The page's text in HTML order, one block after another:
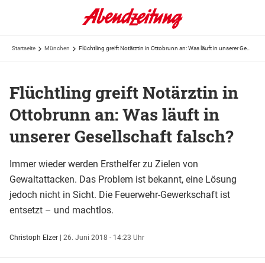
Startseite München
Flüchtling greift Notärztin in
Ottobrunn an: Was läuft in
unserer Gesellschaft falsch?
Immer wieder werden Ersthelfer zu Zielen von
Gewaltattacken. Das Problem ist bekannt, eine Lösung
jedoch nicht in Sicht. Die Feuerwehr-Gewerkschaft ist
entsetzt – und machtlos.
Christoph Elzer | 26. Juni 2018 - 14:23 Uhr